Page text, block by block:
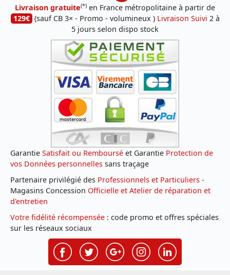
Livraison gratuite(*) en France métropolitaine à partir de
129€ (sauf CB 3× - Promo - volumineux ) Livraison Suivi 2 à
5 jours selon dispo stock
Garantie Satisfait ou Remboursé et Garantie Protection de
vos Données personnelles sans traçage
Partenaire privilégié des Professionnels et Particuliers -
Magasins Concession Officielle et Atelier de réparation et
d'entretien
Votre fidélité récompensée : code promo et offres spéciales
sur les réseaux sociaux